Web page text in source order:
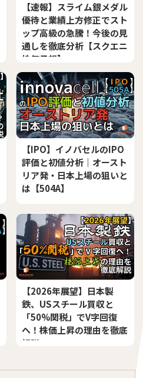
【速報】スライム銀メダル
優待と業績上方修正でスト
ップ高級の急騰！今後の見
通しを徹底分析【スクエニ
株価予想】
【IPO】イノバセルのIPO
評価と初値分析｜オースト
リア発・日本上場の狙いと
は【504A】
【2026年展望】日本製
鉄、USスチール買収と
「50%関税」でV字回復
へ！株価上昇の理由を徹底
解説